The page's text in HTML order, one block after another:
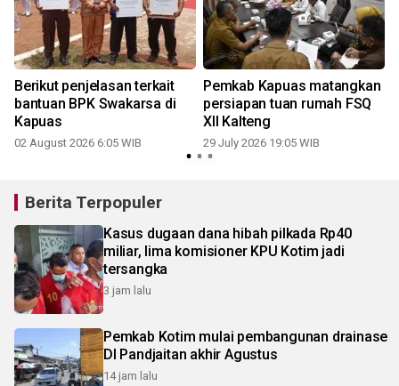
Berikut penjelasan terkait
bantuan BPK Swakarsa di
Kapuas
02 August 2026 6:05 WIB
Pemkab Kapuas matangkan
persiapan tuan rumah FSQ
XII Kalteng
29 July 2026 19:05 WIB
Berita Terpopuler
Kasus dugaan dana hibah pilkada Rp40
miliar, lima komisioner KPU Kotim jadi
tersangka
3 jam lalu
Pemkab Kotim mulai pembangunan drainase
DI Pandjaitan akhir Agustus
14 jam lalu